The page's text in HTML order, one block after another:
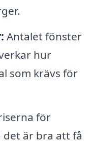
Antalet fönster
hur
som krävs för
för
det är bra att få